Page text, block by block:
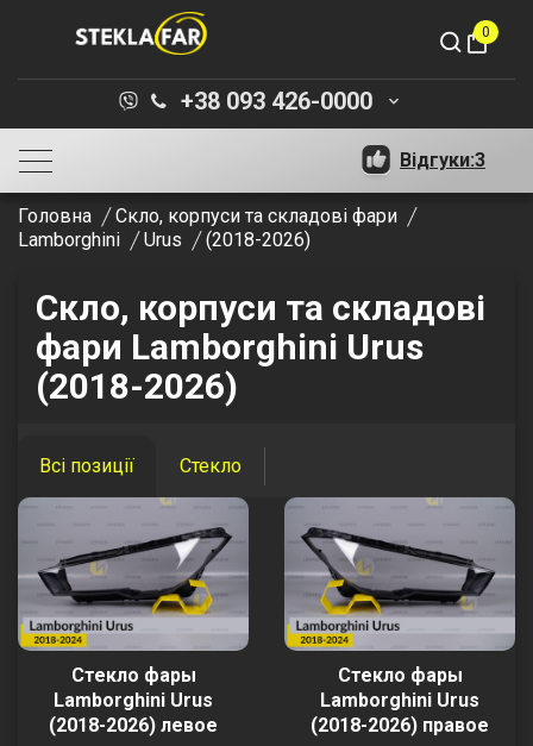
shopping_bag
0
+38 093 426-0000 keyboard_arrow_down
Відгуки:3
Головна
Скло, корпуси та складові фари
Lamborghini
Urus (2018-2026)
Скло, корпуси та складові
фари Lamborghini Urus
(2018-2026)
Всі позиції Стекло
Стекло фары
Lamborghini Urus
(2018-2026) левое
Стекло фары
Lamborghini Urus
(2018-2026) правое